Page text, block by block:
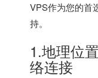
VPS作为您的首
持。
1.地理位
络连接